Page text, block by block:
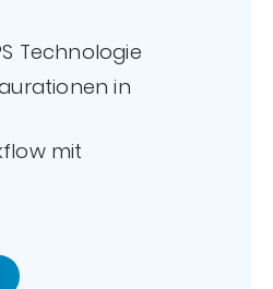
Technologie
in
mit